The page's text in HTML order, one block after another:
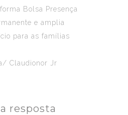
Claudionor Jr
resposta